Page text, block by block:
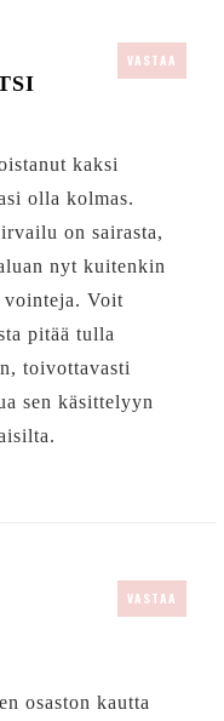
VASTAA
kaksi
olla kolmas.
on sairasta,
nyt kuitenkin
vointeja. Voit
pitää tulla
toivottavasti
sen käsittelyyn
VASTAA
osaston kautta